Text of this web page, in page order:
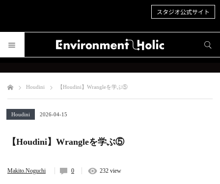
スタジオ公式サイト
Houdini 【Houdini】Wrangleを学ぶ⑤
Houdini 2026-04-15
【Houdini】Wrangleを学ぶ⑤
Makito.Noguchi 0 232 view
サイト内検索